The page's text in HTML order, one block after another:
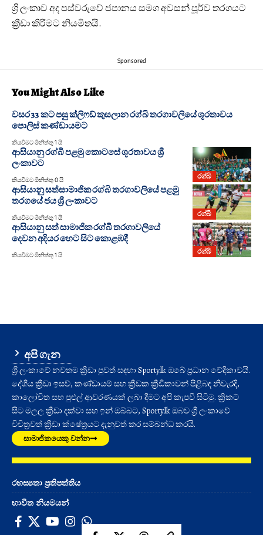
ශ්‍රි ලංකාව අද පස්වරුවේ ජපානය සමග අවසන් පූර්ව තරගයට
ක්‍රීඩා කිරීමට නියමිතයි.
Sponsored
You Might Also Like
වසර 33 කට පසු ක්ලිෆඩ් කුසලාන රග්බි තරගාවලියේ ශූරතාවය
පොලිස් කණ්ඩායමට
කියවීමට මිනිත්තු 1 යි
රග්බි
ආසියානු රග්බි පළමු කොටසේ ශූරතාවය ශ්‍රී
ලංකාවට
කියවීමට මිනිත්තු 0 යි
රග්බි
ආසියානු සත්සාමාජික රග්බි තරගාවලියේ පළමු
තරගයේ ජය ශ්‍රී ලංකාවට
කියවීමට මිනිත්තු 1 යි
රග්බි
ආසියානු සත් සාමාජික රග්බි තරගාවලියේ
දෙවන අදියර හෙට සිට කොළඹදී
කියවීමට මිනිත්තු 1 යි
අපි ගැන
ශ්‍රී ලංකාවේ නවතම ක්‍රීඩා පුවත් සඳහා Sporty.lk ඔබේ ප්‍රධාන වේදිකාවයි.
දේශීය ක්‍රීඩා ඉසව්, කණ්ඩායම් සහ ක්‍රීඩක ක්‍රීඩිකාවන් පිළිබඳ නිවැරදි,
කාලෝචිත සහ පුළුල් ආවරණයක් ලබා දීමට අපි කැපවී සිටිමු. ක්‍රිකට්
සිට මලල ක්‍රීඩා දක්වා සහ ඉන් ඔබ්බට, Sporty.lk ඔබව ශ්‍රී ලංකාවේ
විචිත්‍රවත් ක්‍රීඩා ක්ෂේත්‍රයට දැනුවත් කර සම්බන්ධ කරයි.
සාමාජිකයෙකු වන්න
රහස්‍යතා ප්‍රතිපත්තිය
භාවිත නියමයන්